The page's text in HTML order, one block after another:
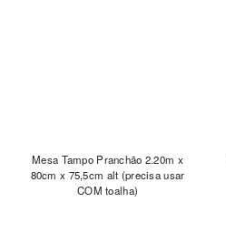
Mesa Tampo Pranchão 2.20m x
80cm x 75,5cm alt (precisa usar
COM toalha)